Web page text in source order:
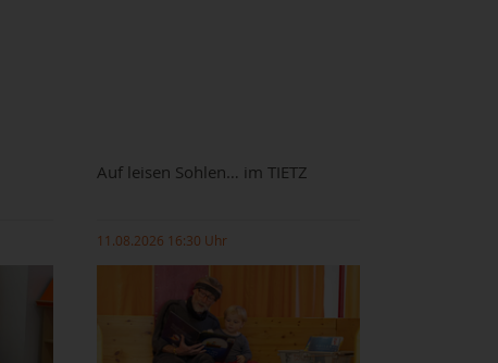
Auf leisen Sohlen… im TIETZ
11.08.2026 16:30 Uhr